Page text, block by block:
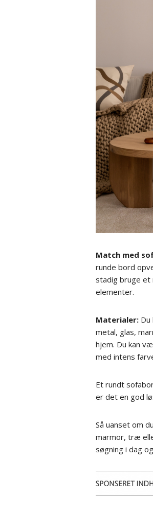
Match med
runde bord
stadig bruge et
elementer.
Materialer:
metal, glas,
hjem. Du kan
med intens
Et rundt
er det en god
Så uanset om
marmor, træ
søgning i dag